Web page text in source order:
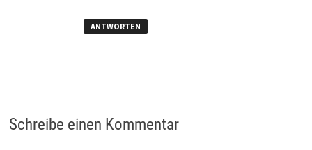
ANTWORTEN
Schreibe einen Kommentar